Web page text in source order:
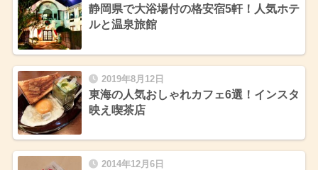
静岡県で大浴場付の格安宿5軒！人気ホテ
ルと温泉旅館
2019年8月12日
東海の人気おしゃれカフェ6選！インスタ
映え喫茶店
2014年12月6日